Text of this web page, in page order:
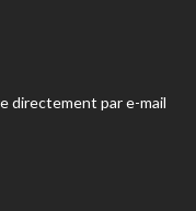
directement par e-mail